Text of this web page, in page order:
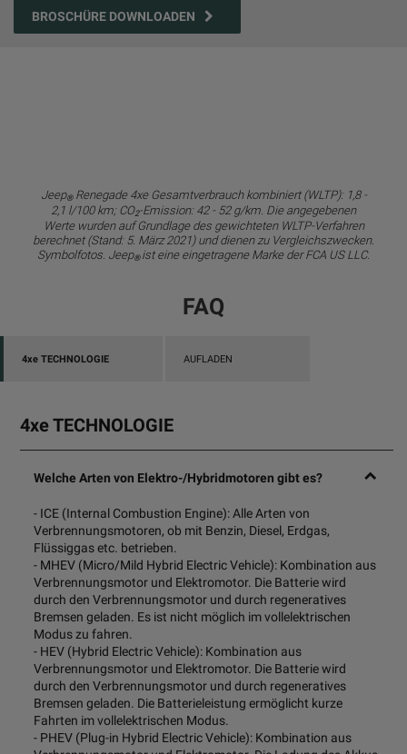
BROSCHÜRE DOWNLOADEN
Jeep®Renegade 4xe Gesamtverbrauch kombiniert (WLTP): 1,8 -
2,1 l/100 km; CO2-Emission: 42 - 52 g/km. Die angegebenen
Werte wurden auf Grundlage des gewichteten WLTP-Verfahren
berechnet (Stand: 5. März 2021) und dienen zu Vergleichszwecken.
Symbolfotos. Jeep® ist eine eingetragene Marke der FCA US LLC.
FAQ
4xe TECHNOLOGIE AUFLADEN
4xeTECHNOLOGIE
Welche Arten von Elektro-/Hybridmotoren gibt es?
- ICE (Internal Combustion Engine): Alle Arten von
Verbrennungsmotoren, ob mit Benzin, Diesel, Erdgas,
Flüssiggas etc. betrieben.
- MHEV (Micro/Mild Hybrid Electric Vehicle): Kombination aus
Verbrennungsmotor und Elektromotor. Die Batterie wird
durch den Verbrennungsmotor und durch regeneratives
Bremsen geladen. Es ist nicht möglich im vollelektrischen
Modus zu fahren.
- HEV (Hybrid Electric Vehicle): Kombination aus
Verbrennungsmotor und Elektromotor. Die Batterie wird
durch den Verbrennungsmotor und durch regeneratives
Bremsen geladen. Die Batterieleistung ermöglicht kurze
Fahrten im vollelektrischen Modus.
- PHEV (Plug-in Hybrid Electric Vehicle): Kombination aus